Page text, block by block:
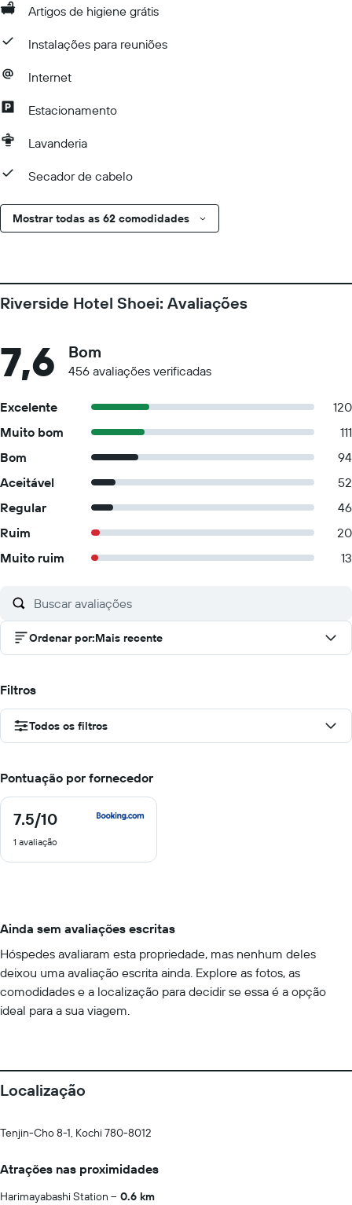
Artigos de higiene grátis
Instalações para reuniões
Internet
Estacionamento
Lavanderia
Secador de cabelo
Mostrar todas as 62 comodidades
Riverside Hotel Shoei: Avaliações
7,6 Bom
456 avaliações verificadas
Excelente
120
Muito bom
111
Bom
94
Aceitável
52
Regular
46
Ruim
20
Muito ruim
13
Ordenar por:Mais recente
Filtros
Todos os filtros
Pontuação por fornecedor
7.5/10
7.5
10
1 avaliação
Ainda sem avaliações escritas
Hóspedes avaliaram esta propriedade, mas nenhum deles
deixou uma avaliação escrita ainda. Explore as fotos, as
comodidades e a localização para decidir se essa é a opção
ideal para a sua viagem.
Localização
Tenjin-Cho 8-1, Kochi 780-8012
Atrações nas proximidades
Harimayabashi Station 0.6 km